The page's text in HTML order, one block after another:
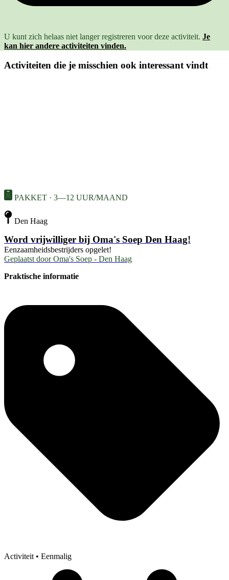
U kunt zich helaas niet langer registreren voor deze activiteit. Je
kan hier andere activiteiten vinden.
Activiteiten die je misschien ook interessant vindt
PAKKET · 3—12 UUR/MAAND
Den Haag
Word vrijwilliger bij Oma's Soep Den Haag!
Eenzaamheidsbestrijders opgelet!
Geplaatst door Oma's Soep - Den Haag
Praktische informatie
Activiteit • Eenmalig